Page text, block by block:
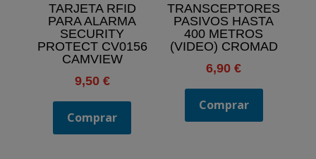
TARJETA RFID
PARA ALARMA
SECURITY
PROTECT CV0156
CAMVIEW
9,50 €
Comprar
TRANSCEPTORES
PASIVOS HASTA
400 METROS
(VIDEO) CROMAD
6,90€
Comprar